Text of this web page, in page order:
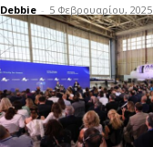
Debbie - 5 Φεβρουαρίου, 2025